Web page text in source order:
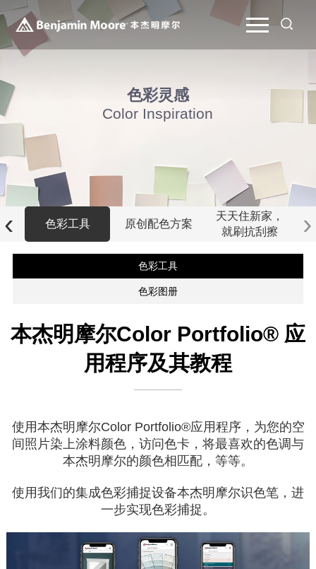
色彩灵感
Color Inspiration
色彩工具 原创配色方案
天天住新家，
就刷抗刮擦
‹ ›
色彩工具
色彩图册
本杰明摩尔Color Portfolio® 应
用程序及其教程
使用本杰明摩尔Color Portfolio®应用程序，为您的空
间照片染上涂料颜色，访问色卡，将最喜欢的色调与
本杰明摩尔的颜色相匹配，等等。
使用我们的集成色彩捕捉设备本杰明摩尔识色笔，进
一步实现色彩捕捉。